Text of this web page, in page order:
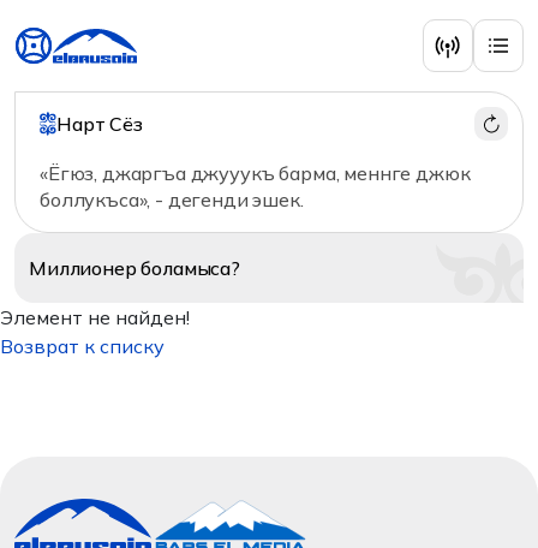
Нарт Сёз
«Ёгюз, джаргъа джууукъ барма, меннге джюк
боллукъса», - дегенди эшек.
Миллионерболамыса?
Элемент не найден!
Возврат к списку